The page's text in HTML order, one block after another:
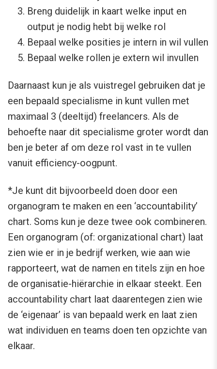
Breng duidelijk in kaart welke input en
output je nodig hebt bij welke rol
Bepaal welke posities je intern in wil vullen
Bepaal welke rollen je extern wil invullen
Daarnaast kun je als vuistregel gebruiken dat je
een bepaald specialisme in kunt vullen met
maximaal 3 (deeltijd) freelancers. Als de
behoefte naar dit specialisme groter wordt dan
ben je beter af om deze rol vast in te vullen
vanuit efficiency-oogpunt.
*Je kunt dit bijvoorbeeld doen door een
organogram te maken en een ‘accountability’
chart. Soms kun je deze twee ook combineren.
Een organogram (of: organizational chart) laat
zien wie er in je bedrijf werken, wie aan wie
rapporteert, wat de namen en titels zijn en hoe
de organisatie-hiërarchie in elkaar steekt. Een
accountability chart laat daarentegen zien wie
de ‘eigenaar’ is van bepaald werk en laat zien
wat individuen en teams doen ten opzichte van
elkaar.